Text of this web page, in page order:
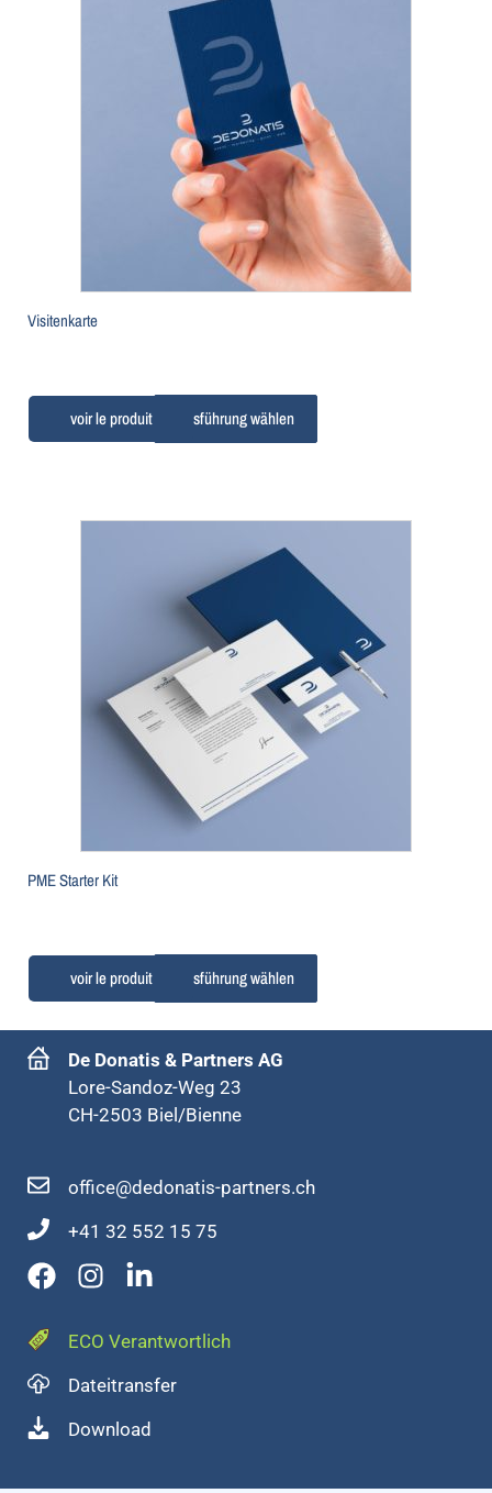
Visitenkarte
Ausführung wählen
PME Starter Kit
Ausführung wählen
De Donatis & Partners AG
Lore-Sandoz-Weg 23
CH-2503 Biel/Bienne
office@dedonatis-partners.ch
+41 32 552 15 75
ECO Verantwortlich
Dateitransfer
Download